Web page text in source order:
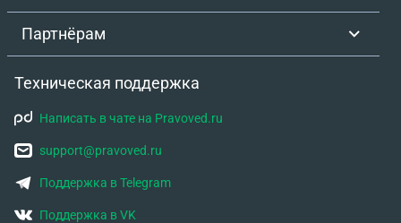
Партнёрам
Техническая поддержка
Написать в чате на Pravoved.ru
support@pravoved.ru
Поддержка в Telegram
Поддержка в VK